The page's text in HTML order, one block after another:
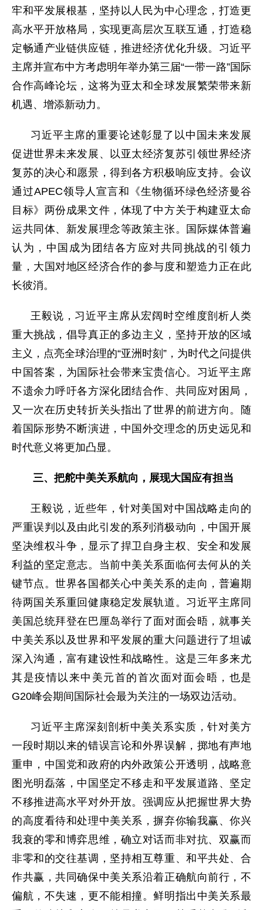
牢和平发展根基，坚持以人民为中心理念，打造更
高水平开放格局，实现更高层次互联互通，打造稳
定畅通产业链供应链，推进经济优化升级。习近平
主席并宣布中方考虑明年举办第三届“一带一路”国际
合作高峰论坛，这将为亚太和全球发展繁荣带来新
机遇、增添新动力。
习近平主席的重要论述彰显了以中国未来发展
促进世界未来发展、以亚太经济复苏引领世界经济
复苏的决心和愿景，得到各方积极响应支持。会议
通过APEC领导人宣言和《生物循环绿色经济曼谷
目标》两份成果文件，体现了中方关于构建亚太命
运共同体、新发展理念等政策主张。国际媒体普遍
认为，中国成为团结各方应对共同挑战的引领力
量，大国对地区经济合作的参与度和塑造力正在此
长彼消。
王毅说，习近平主席从宏阔时空维度剖析人类
重大挑战，倡导真正的多边主义，坚持开放的区域
主义，点亮全球治理的“亚洲时刻”，为时代之问提供
中国答案，为国际社会带来宝贵信心。习近平主席
不遗余力呼吁各方深化团结合作、共同应对困局，
又一次在历史转折关头指出了世界的前进方向。随
着国际形势不断演进，中国外交理念的历史远见和
时代意义将更加凸显。
三、把舵中美关系航向，展现大国应有担当
王毅说，近些年，针对美国对中国战略走向的
严重误判以及由此引发的系列消极动向，中国开展
坚决维权斗争，显示了捍卫自身主权、安全和发展
利益的坚定意志。当前中美关系面临何去何从的关
键节点。世界各国都关心中美关系的走向，普遍期
待两国关系重回健康稳定发展轨道。习近平主席同
美国总统拜登在巴厘岛举行了面对面会晤，就事关
中美关系以及世界和平发展的重大问题进行了坦诚
深入沟通，富有建设性和战略性。这是三年多来尤
其是疫情以来中美元首的首次面对面会晤，也是
G20峰会期间国际社会最为关注的一场双边活动。
习近平主席深刻剖析中美关系实质，针对美方
一段时期以来的错误言论和外界误解，掷地有声地
重申，中国党和政府的内外政策公开透明，战略意
图光明磊落，中国坚定不移走和平发展道路、坚定
不移推进高水平对外开放。强调应从把握世界大势
的高度看待和处理中美关系，摒弃你输我赢、你兴
我衰的零和博弈思维，确立对话而非对抗、双赢而
非零和的交往基调，坚持相互尊重、和平共处、合
作共赢，共同确保中美关系沿着正确航向前行，不
偏航，不失速，更不能相撞。鲜明指出中美关系最